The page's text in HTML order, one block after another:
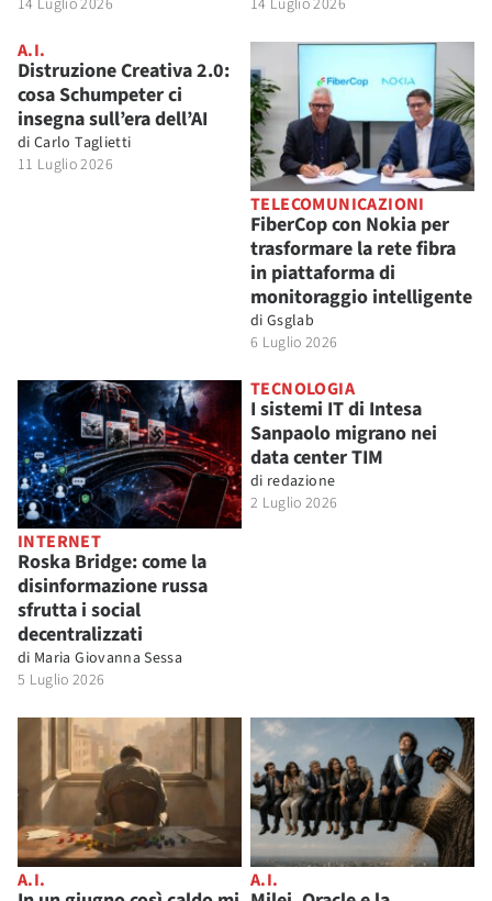
A.I.
Distruzione Creativa 2.0:
cosa Schumpeter ci
insegna sull’era dell’AI
di Carlo Taglietti
11 Luglio 2026
TELECOMUNICAZIONI
FiberCop con Nokia per
trasformare la rete fibra
in piattaforma di
monitoraggio intelligente
di Gsglab
6 Luglio 2026
INTERNET
Roska Bridge: come la
disinformazione russa
sfrutta i social
decentralizzati
di Maria Giovanna Sessa
5 Luglio 2026
TECNOLOGIA
I sistemi IT di Intesa
Sanpaolo migrano nei
data center TIM
di redazione
2 Luglio 2026
A.I. A.I.